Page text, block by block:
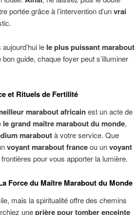
portée grâce à l’intervention d’unvrai
le le plus puissant marabout
bon guide, chaque foyer peut s’illuminer
et Rituels de Fertilité
marabout africainest un acte de
le grand maître marabout du monde,
maraboutà votre service. Que
voyant marabout franceou unvoyant
pour vous apporter la lumière.
Force du Maître Marabout du Monde
mais la spiritualité offre des chemins
uneprière pour tomber enceinte